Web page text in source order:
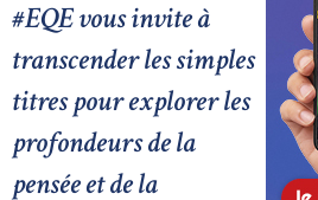
#EQE vous invite à
transcender les simples
titres pour explorer les
profondeurs de la
pensée et de la